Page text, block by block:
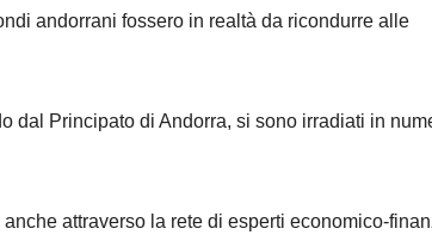
andorrani fossero in realtà da ricondurre alle
dal Principato di Andorra, si sono irradiati in
attraverso la rete di esperti economico-